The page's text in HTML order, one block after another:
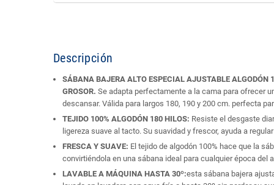
Descripción
SÁBANA BAJERA ALTO ESPECIAL AJUSTABLE ALGODÓN
GROSOR. Se adapta perfectamente a la cama para ofrecer
descansar. Válida para largos 180, 190 y 200 cm. perfecta
TEJIDO 100% ALGODÓN 180 HILOS: Resiste el desgaste
ligereza suave al tacto. Su suavidad y frescor, ayuda a
FRESCA Y SUAVE: El tejido de algodón 100% hace que la
convirtiéndola en una sábana ideal para cualquier época del
LAVABLE A MÁQUINA HASTA 30º:esta sábana bajera